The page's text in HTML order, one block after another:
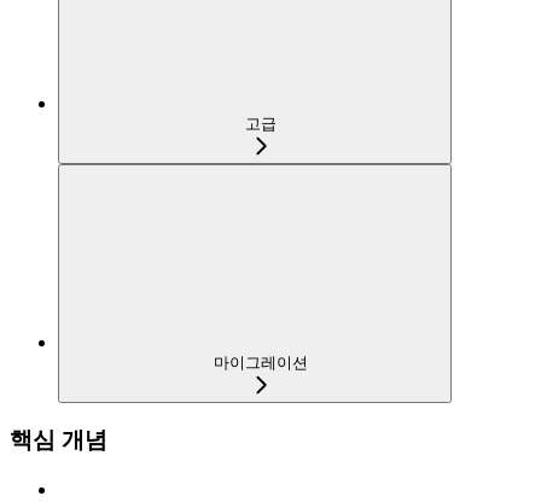
고급
마이그레이션
핵심 개념